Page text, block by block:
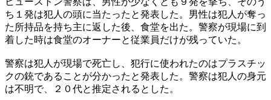
ち１発は犯人の頭に当たったと発表した。男性は犯人が奪っ
た所持品を持ち主に返した後、食堂を出た。警察が現場に到
着した時は食堂のオーナーと従業員だけが残っていた。
警察は犯人が現場で死亡し、犯行に使われたのはプラスチッ
クの銃であることが分かったと発表した。警察は犯人の身元
は不明で、２０代と推定されるとした。